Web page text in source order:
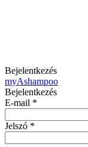
Bejelentkezés
myAshampoo
Bejelentkezés
E-mail *
Jelszó *